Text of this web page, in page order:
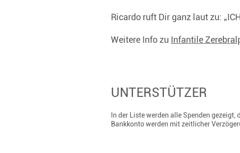
Ricardo ruft Dir ganz laut zu:
Weitere Info zu Infantile
UNTERSTÜTZER
In der Liste werden alle Spenden
Bankkonto werden mit zeitlicher